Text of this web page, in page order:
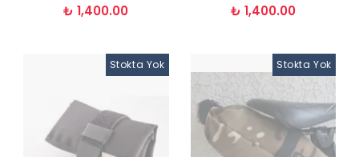
₺ 1,400.00 ₺ 1,400.00
Stokta Yok Stokta Yok